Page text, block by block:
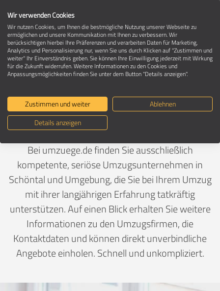
Umzugsunternehmen in 74214 Schöntal
Ein Umzug ist Vertrauenssache
Deutschland>Baden-Württemberg>Hohenlohekreis,
Landkreis>
Bei umzuege.de finden Sie ausschließlich
kompetente, seriöse Umzugsunternehmen in
Schöntal und Umgebung, die Sie bei Ihrem Umzug
mit ihrer langjährigen Erfahrung tatkräftig
unterstützen. Auf einen Blick erhalten Sie weitere
Informationen zu den Umzugsfirmen, die
Kontaktdaten und können direkt unverbindliche
Angebote einholen. Schnell und unkompliziert.
Wir verwenden Cookies
Wir nutzen Cookies, um Ihnen die bestmögliche Nutzung unserer Webseite zu
ermöglichen und unsere Kommunikation mit Ihnen zu verbessern. Wir
berücksichtigen hierbei Ihre Präferenzen und verarbeiten Daten für Marketing,
Analytics und Personalisierung nur, wenn Sie uns durch Klicken auf "Zustimmen und
weiter" Ihr Einverständnis geben. Sie können Ihre Einwilligung jederzeit mit Wirkung
für die Zukunft widerrufen. Weitere Informationen zu den Cookies und
Anpassungsmöglichkeiten finden Sie unter dem Button "Details anzeigen".
Zustimmen und weiter
Ablehnen
Details anzeigen